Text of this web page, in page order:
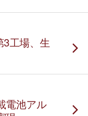
工場、生
電池アル